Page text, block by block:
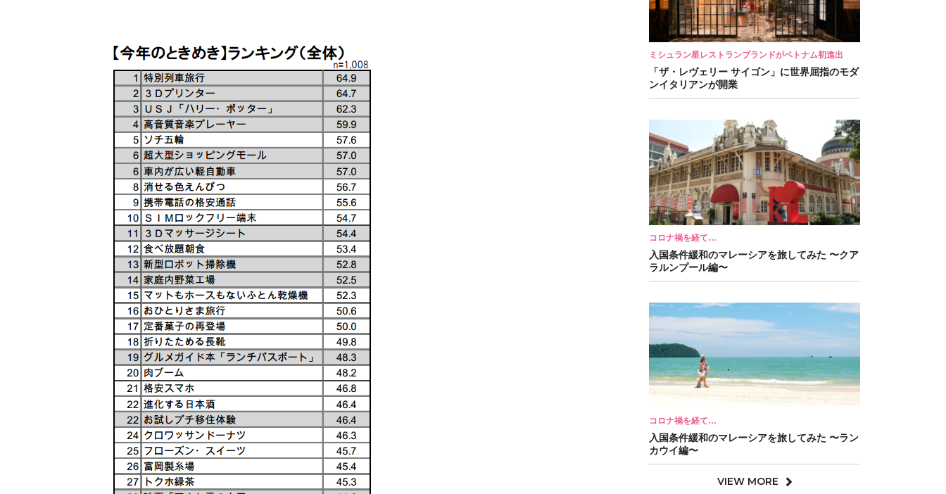
ミシュラン星レストランブランドがベトナム初進出
「ザ・レヴェリー サイゴン」に世界屈指のモダ
ンイタリアンが開業
コロナ禍を経て…
入国条件緩和のマレーシアを旅してみた 〜クア
ラルンプール編〜
コロナ禍を経て…
入国条件緩和のマレーシアを旅してみた 〜ラン
カウイ編〜
VIEW MORE